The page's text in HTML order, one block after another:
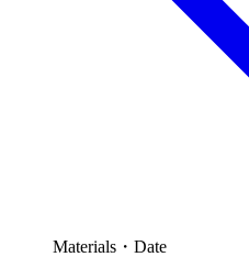
Materials・Date